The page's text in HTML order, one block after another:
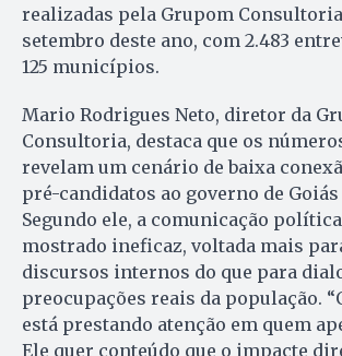
realizadas pela Grupom
setembro deste ano, com 2.483
125 municípios.
Mario Rodrigues Neto, diretor da
Consultoria, destaca que os
revelam um cenário de baixa
pré-candidatos ao governo de
Segundo ele, a comunicação
mostrado ineficaz, voltada mais
discursos internos do que para
preocupações reais da população.
está prestando atenção em quem
Ele quer conteúdo que o impacte